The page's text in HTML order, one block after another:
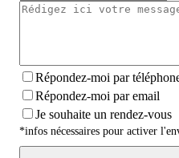
Répondez-moi par
Répondez-moi par email
Je souhaite un rendez-vous
*infos nécessaires pour activer